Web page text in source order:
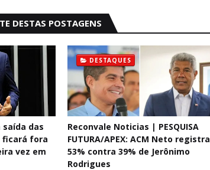
DESTAS POSTAGENS
saída das
ficará fora
vez em
DESTAQUES
Reconvale Noticias | PESQUISA
FUTURA/APEX: ACM Neto registra
53% contra 39% de Jerônimo
Rodrigues